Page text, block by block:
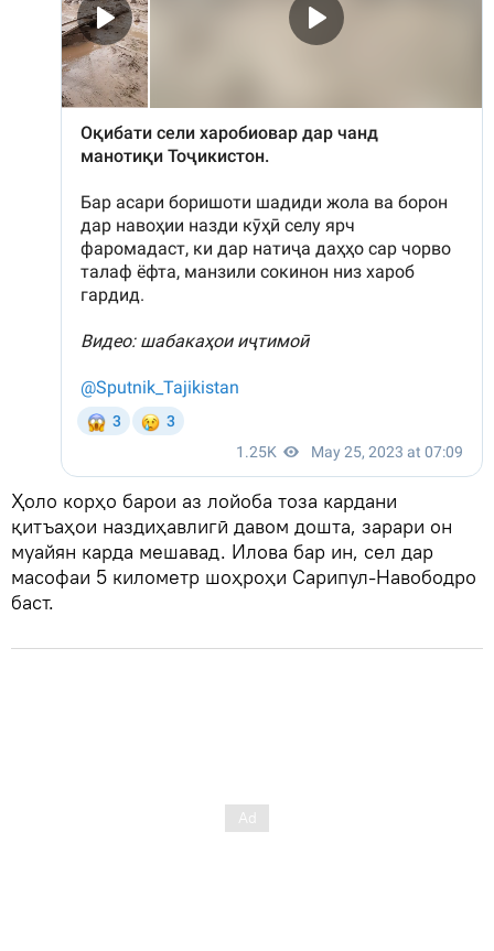
Ҳоло корҳо барои аз лойоба тоза кардани
қитъаҳои наздиҳавлигӣ давом дошта, зарари он
муайян карда мешавад. Илова бар ин, сел дар
масофаи 5 километр шоҳроҳи Сарипул-Навободро
баст.